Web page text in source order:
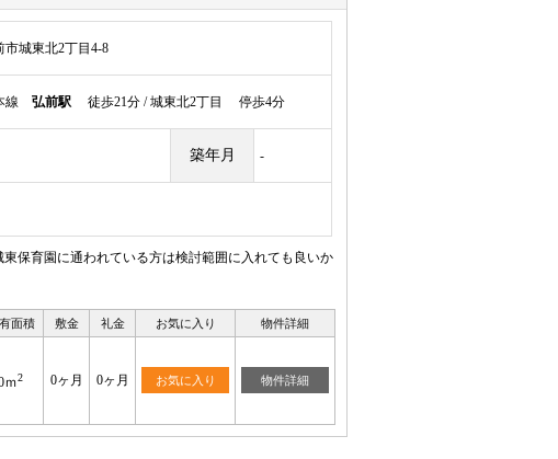
市城東北2丁目4-8
線 弘前駅 徒歩21分 / 城東北2丁目 停歩4分
築年月 -
保育園に通われている方は検討範囲に入れても良いか
面積 敷金 礼金 お気に入り 物件詳細
ｍ2 0ヶ月 0ヶ月 お気に入り 物件詳細